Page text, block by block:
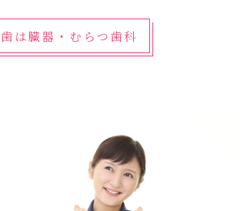
歯は臓器・むらつ歯科